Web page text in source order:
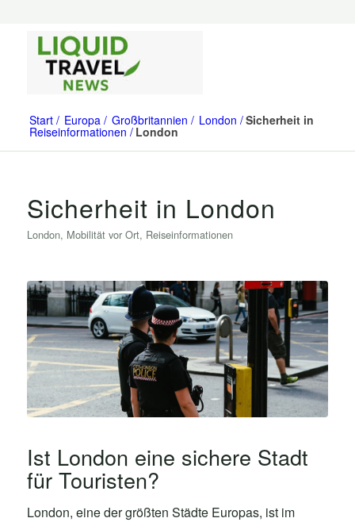
Start Europa Großbritannien London
Reiseinformationen
Sicherheit in
London
Sicherheit in London
London, Mobilität vor Ort, Reiseinformationen
Ist London eine sichere Stadt
für Touristen?
London, eine der größten Städte Europas, ist im